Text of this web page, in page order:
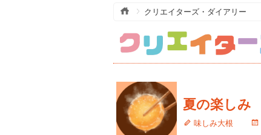
クリエイターズ・ダイアリー
夏の楽しみ
味しみ大根